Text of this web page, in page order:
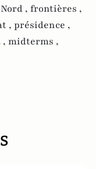
, frontières ,
, présidence ,
, midterms ,